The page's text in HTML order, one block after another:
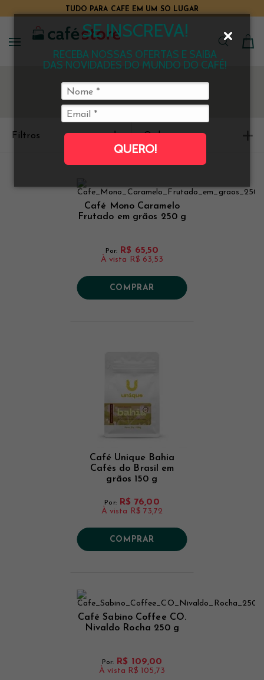
SE INSCREVA!
RECEBA NOSSAS OFERTAS E SAIBA
DAS NOVIDADES DO MUNDO DO CAFÉ!
QUERO!
TUDO PARA CAFÉ EM UM SÓ LUGAR
Filtros Ordenar
Café Mono Caramelo
Frutado em grãos 250 g
Por: R$ 65,50
À vista R$ 63,53
COMPRAR
Café Unique Bahia
Cafés do Brasil em
grãos 150 g
Por: R$ 76,00
À vista R$ 73,72
COMPRAR
Café Sabino Coffee CO.
Nivaldo Rocha 250 g
Por: R$ 109,00
À vista R$ 105,73